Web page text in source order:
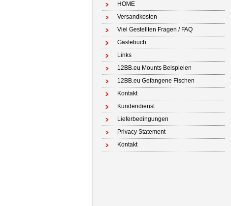
HOME
Versandkosten
Viel Gestellten Fragen / FAQ
Gästebuch
Links
12BB.eu Mounts Beispielen
12BB.eu Gefangene Fischen
Kontakt
Kundendienst
Lieferbedingungen
Privacy Statement
Kontakt